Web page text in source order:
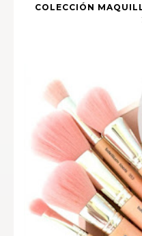
COLECCIÓN